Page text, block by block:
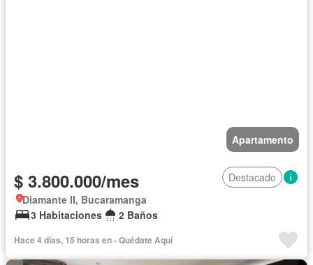
Apartamento
$ 3.800.000/mes
Destacado
Diamante II, Bucaramanga
3 Habitaciones
2 Baños
Hace 4 días, 15 horas en - Quédate Aquí